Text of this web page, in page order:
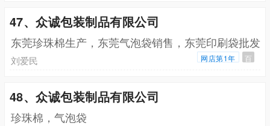
47、众诚包装制品有限公司
东莞珍珠棉生产，东莞气泡袋销售，东莞印刷袋批发
刘爱民 网店第1年 百
48、众诚包装制品有限公司
珍珠棉，气泡袋